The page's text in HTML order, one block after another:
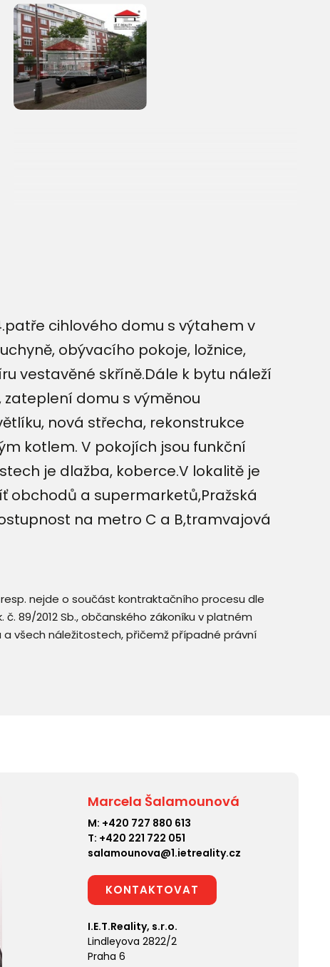
cihlového domu s výtahem v
obývacího pokoje, ložnice,
vestavěné skříně.Dále k bytu náleží
domu s výměnou
nová střecha, rekonstrukce
kotlem. V pokojích jsou funkční
je dlažba, koberce.V lokalitě je
obchodů a supermarketů,Pražská
na metro C a B,tramvajová
nejde o součást kontraktačního procesu dle
č. 89/2012 Sb., občanského zákoníku v platném
všech náležitostech, přičemž případné právní
Marcela Šalamounová
M: +420 727 880 613
T: +420 221 722 051
salamounova@1.ietreality.cz
KONTAKTOVAT
I.E.T.Reality, s.r.o.
Lindleyova 2822/2
Praha 6